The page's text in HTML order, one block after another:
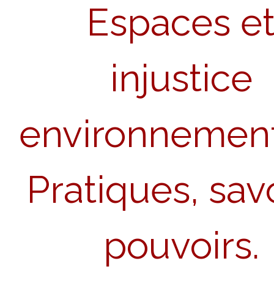
Espaces
injustice
Pratiques,
pouvoirs.